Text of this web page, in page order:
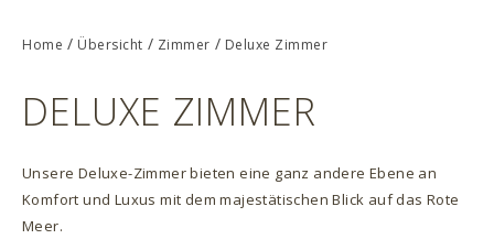
Home / Übersicht / Zimmer / Deluxe Zimmer
DELUXE ZIMMER
Unsere Deluxe-Zimmer bieten eine ganz andere Ebene an
Komfort und Luxus mit dem majestätischen Blick auf das Rote
Meer.